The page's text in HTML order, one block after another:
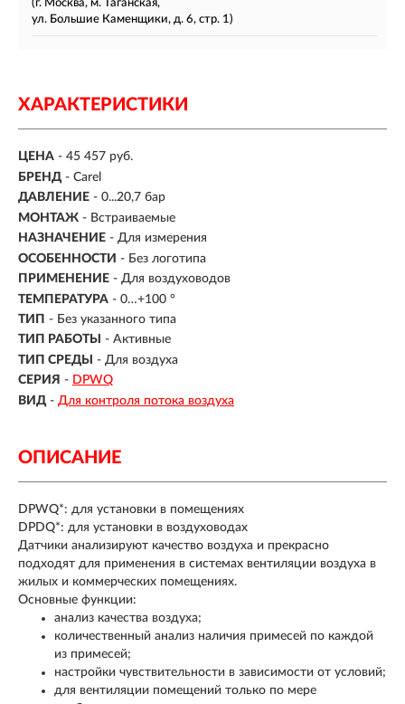
(г. Москва, м. Таганская,
ул. Большие Каменщики, д. 6, стр. 1)
ХАРАКТЕРИСТИКИ
ЦЕНА - 45 457 руб.
БРЕНД - Carel
ДАВЛЕНИЕ - 0...20,7 бар
МОНТАЖ - Встраиваемые
НАЗНАЧЕНИЕ - Для измерения
ОСОБЕННОСТИ - Без логотипа
ПРИМЕНЕНИЕ - Для воздуховодов
ТЕМПЕРАТУРА - 0…+100 °
ТИП - Без указанного типа
ТИП РАБОТЫ
- Активные
ТИП СРЕДЫ
- Для воздуха
СЕРИЯ - DPWQ
ВИД - Для контроля потока воздуха
ОПИСАНИЕ
DPWQ*: для установки в помещениях
DPDQ*: для установки в воздуховодах
Датчики анализируют качество воздуха и прекрасно
подходят для применения в системах вентиляции воздуха в
жилых и коммерческих помещениях.
Основные функции:
анализ качества воздуха;
количественный анализ наличия примесей по каждой
из примесей;
настройки чувствительности в зависимости от условий;
для вентиляции помещений только по мере